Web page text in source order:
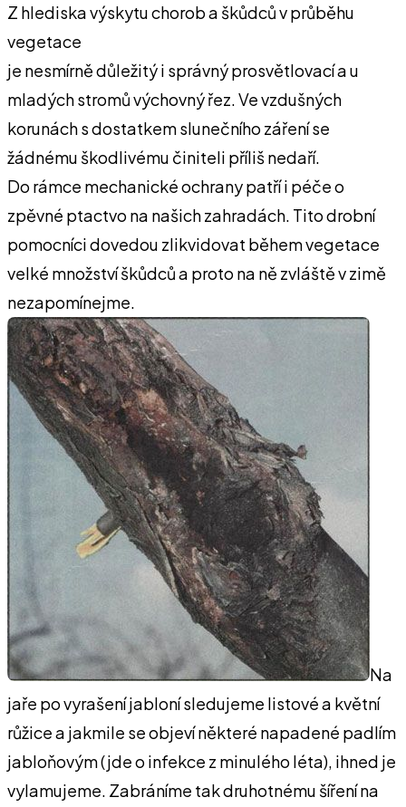
Z hlediska výskytu chorob a škůdců v průběhu
vegetace
je nesmírně důležitý i správný prosvětlovací a u
mladých stromů výchovný řez. Ve vzdušných
korunách s dostatkem slunečního záření se
žádnému škodlivému činiteli příliš nedaří.
Do rámce mechanické ochrany patří i péče o
zpěvné ptactvo na našich zahradách. Tito drobní
pomocníci dovedou zlikvidovat během vegetace
velké množství škůdců a proto na ně zvláště v zimě
nezapomínejme.
Na
jaře po vyrašení jabloní sledujeme listové a květní
růžice a jakmile se objeví některé napadené padlím
jabloňovým (jde o infekce z minulého léta), ihned je
vylamujeme. Zabráníme tak druhotnému šíření na